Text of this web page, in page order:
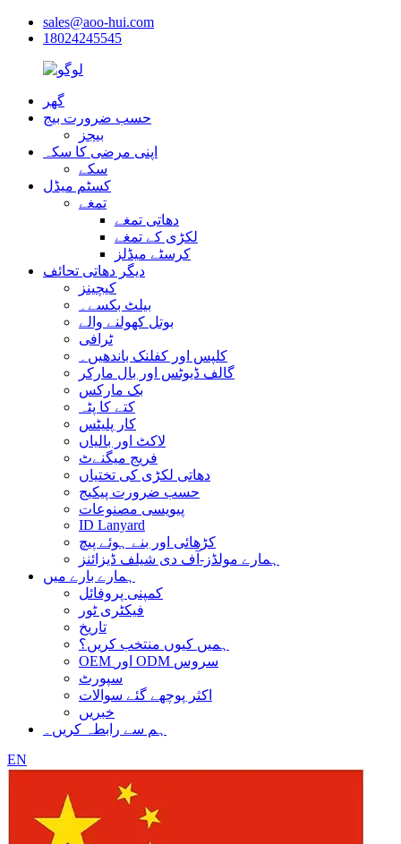
sales@aoo-hui.com
18024245545
گھر
حسب ضرورت بیج
بیجز
اپنی مرضی کا سکہ
سکے
کسٹم میڈل
تمغے
دھاتی تمغے
لکڑی کے تمغے
کرسٹے میڈلز
دیگر دھاتی تحائف
کیچینز
بیلٹ بکسے۔
بوتل کھولنے والے
ٹرافی
کلپس اور کفلنک باندھیں۔
گالف ڈیوٹس اور بال مارکر
بک مارکس
کتے کا پٹہ
کار پلیٹس
لاکٹ اور بالیاں
فریج میگنےٹ
دھاتی لکڑی کی تختیاں
حسب ضرورت پیکیج
پیویسی مصنوعات
ID Lanyard
کڑھائی اور بنے ہوئے پیچ
ہمارے مولڈز-آف دی شیلف ڈیزائنز
ہمارے بارے میں
کمپنی پروفائل
فیکٹری ٹور
تاریخ
ہمیں کیوں منتخب کریں؟
OEM اور ODM سروس
سپورٹ
اکثر پوچھے گئے سوالات
خبریں
ہم سے رابطہ کریں۔
EN